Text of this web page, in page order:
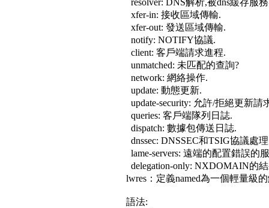
resolver: DNS解析,被dns緩存服
xfer-in: 接收區域傳輸.
xfer-out: 發送區域傳輸.
notify: NOTIFY協議.
client: 客戶端請求進程.
unmatched: 未匹配的查詢?
network: 網絡操作.
update: 動態更新.
update-security: 允許/拒絕更新請
queries: 客戶端隊列日誌.
dispatch: 數據包傳送日誌.
dnssec: DNSSEC和TSIG協議處
lame-servers: 遠端的配置錯誤的
delegation-only: NXDOMAIN的
lwres：定義named為一個輕量級
語法: